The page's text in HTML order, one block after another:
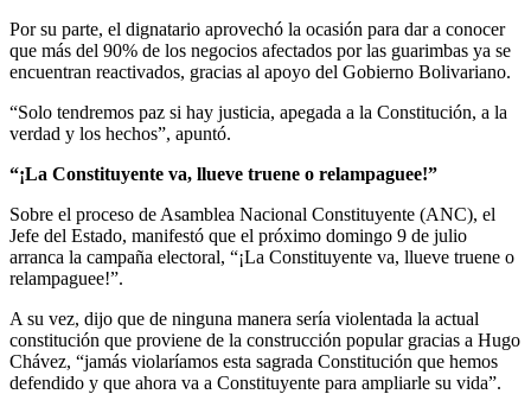
Por su parte, el dignatario aprovechó la ocasión para dar a conocer
que más del 90% de los negocios afectados por las guarimbas ya se
encuentran reactivados, gracias al apoyo del Gobierno Bolivariano.
“Solo tendremos paz si hay justicia, apegada a la Constitución, a la
verdad y los hechos”, apuntó.
“¡La Constituyente va, llueve truene o relampaguee!”
Sobre el proceso de Asamblea Nacional Constituyente (ANC), el
Jefe del Estado, manifestó que el próximo domingo 9 de julio
arranca la campaña electoral, “¡La Constituyente va, llueve truene o
relampaguee!”.
A su vez, dijo que de ninguna manera sería violentada la actual
constitución que proviene de la construcción popular gracias a Hugo
Chávez, “jamás violaríamos esta sagrada Constitución que hemos
defendido y que ahora va a Constituyente para ampliarle su vida”.